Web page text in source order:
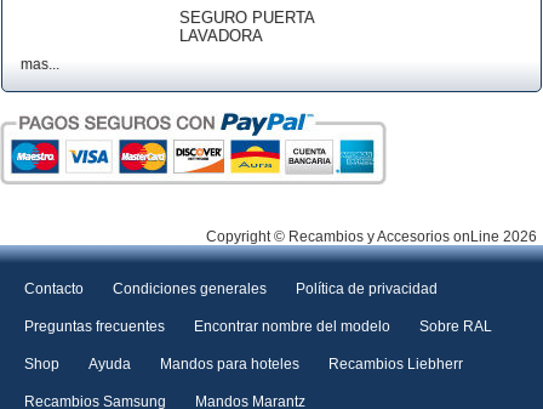
SEGURO PUERTA
LAVADORA
mas...
Copyright © Recambios y Accesorios onLine 2026
Contacto Condiciones generales Política de privacidad
Preguntas frecuentes Encontrar nombre del modelo Sobre RAL
Shop Ayuda Mandos para hoteles Recambios Liebherr
Recambios Samsung Mandos Marantz